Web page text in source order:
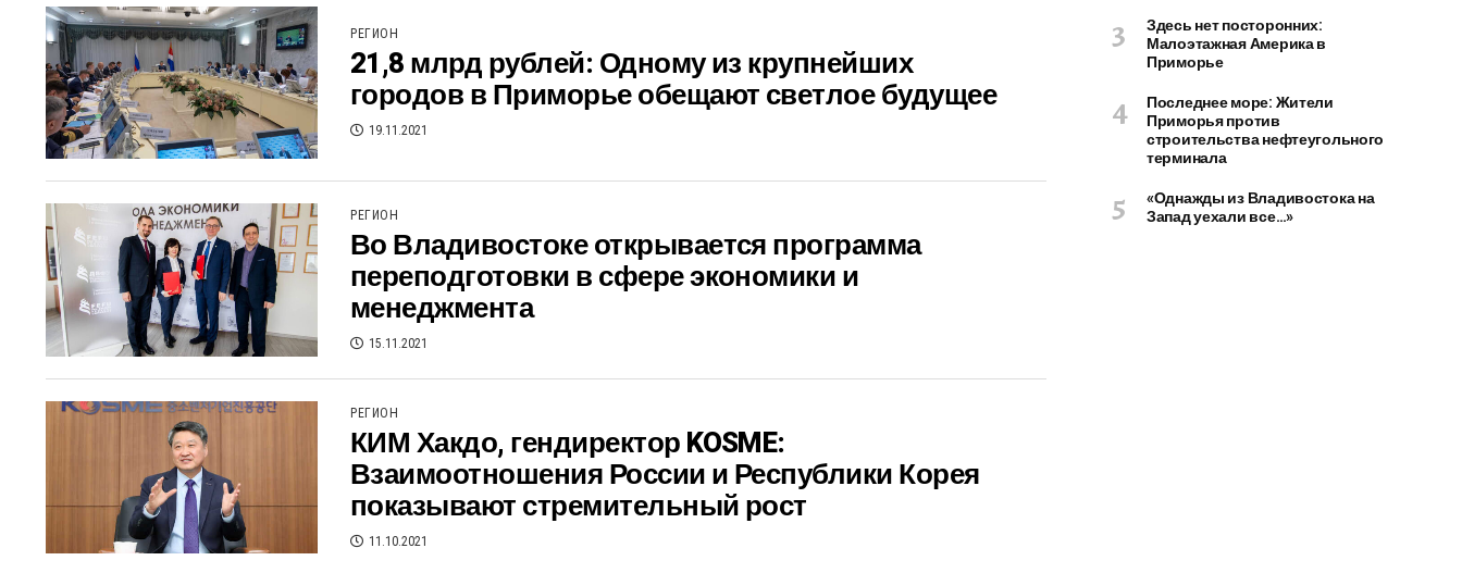
РЕГИОН
21,8 млрд рублей: Одному из крупнейших
городов в Приморье обещают светлое будущее
19.11.2021
РЕГИОН
Во Владивостоке открывается программа
переподготовки в сфере экономики и
менеджмента
15.11.2021
РЕГИОН
КИМ Хакдо, гендиректор KOSME:
Взаимоотношения России и Республики Корея
показывают стремительный рост
11.10.2021
Здесь нет посторонних:
Малоэтажная Америка в
Приморье
Последнее море: Жители
Приморья против
строительства нефтеугольного
терминала
«Однажды из Владивостока на
Запад уехали все…»